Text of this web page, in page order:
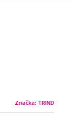
Značka: TRIND